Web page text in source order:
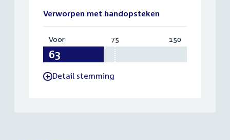
Verworpen met handopsteken
Voor:
75 150
-Detail stemming